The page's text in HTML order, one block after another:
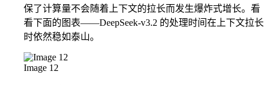
保了计算量不会随着上下文的拉长而发生爆炸式增长。看
看下面的图表——DeepSeek-v3.2 的处理时间在上下文拉长
时依然稳如泰山。
Image 12